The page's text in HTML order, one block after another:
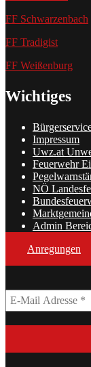
FF Schwarzenbach
FF Tradigist
FF Weißenburg
Wichtiges
Impressum
Uwz.at
Feuerwehr
NÖ
Admin
Anregungen